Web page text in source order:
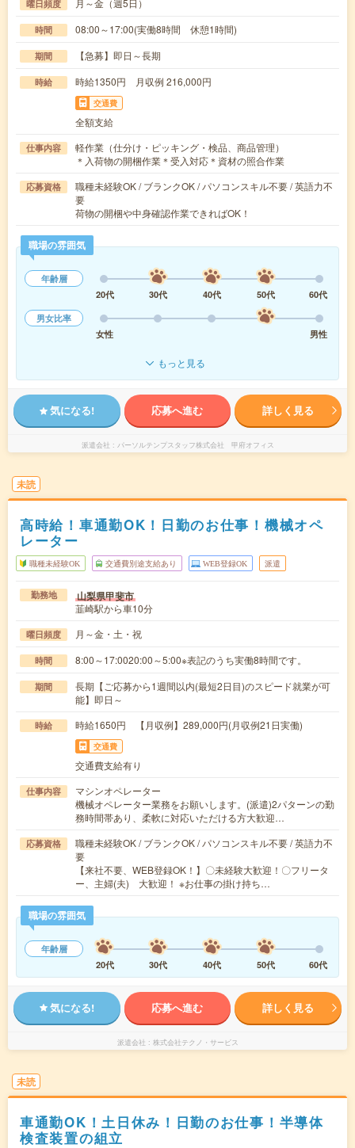
曜日頻度 月～金（週5日）
時間 08:00～17:00(実働8時間 休憩1時間)
期間 【急募】即日～長期
時給 時給1350円 月収例 216,000円
交通費
全額支給
仕事内容
軽作業（仕分け・ピッキング・検品、商品管理）
＊入荷物の開梱作業＊受入対応＊資材の照合作業
応募資格
職種未経験OK / ブランクOK / パソコンスキル不要 / 英語力不
要
荷物の開梱や中身確認作業できればOK！
職場の雰囲気
年齢層
20代
30代 40代 50代
60代
男女比率
女性
男性
もっと見る
気になる! 応募へ進む 詳しく見る
派遣会社 パーソルテンプスタッフ株式会社 甲府オフィス
未読
高時給！車通勤OK！日勤のお仕事！機械オペ
レーター
職種未経験OK 交通費別途支給あり WEB登録OK 派遣
勤務地 山梨県甲斐市
韮崎駅から車10分
曜日頻度 月～金・土・祝
時間 8:00～17:0020:00～5:00※表記のうち実働8時間です。
期間
長期【ご応募から1週間以内(最短2日目)のスピード就業が可
能】即日～
時給 時給1650円 【月収例】289,000円(月収例21日実働)
交通費
交通費支給有り
仕事内容
マシンオペレーター
機械オペレーター業務をお願いします。(派遣)2パターンの勤
務時間帯あり、柔軟に対応いただける方大歓迎…
応募資格
職種未経験OK / ブランクOK / パソコンスキル不要 / 英語力不
要
【来社不要、WEB登録OK！】〇未経験大歓迎！〇フリータ
ー、主婦(夫) 大歓迎！ ※お仕事の掛け持ち…
職場の雰囲気
年齢層
20代
30代 40代 50代 60代
気になる! 応募へ進む 詳しく見る
派遣会社 株式会社テクノ・サービス
未読
車通勤OK！土日休み！日勤のお仕事！半導体
検査装置の組立